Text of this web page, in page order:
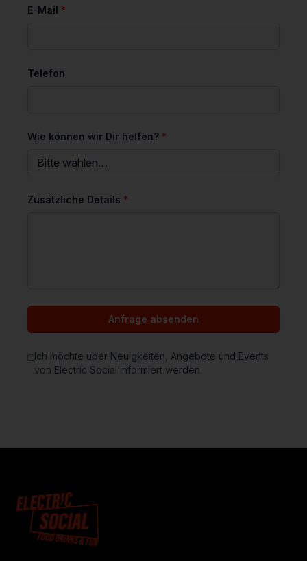
E-Mail *
Telefon
Wie können wir Dir helfen? *
Zusätzliche Details *
Anfrage absenden
Ich möchte über Neuigkeiten, Angebote und Events
von Electric Social informiert werden.